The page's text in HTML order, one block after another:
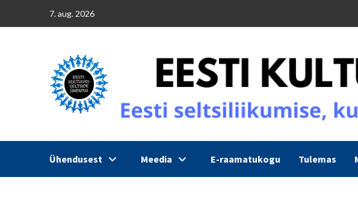
7. aug. 2026
Ühendusest Meedia E-raamatukogu Tulemas